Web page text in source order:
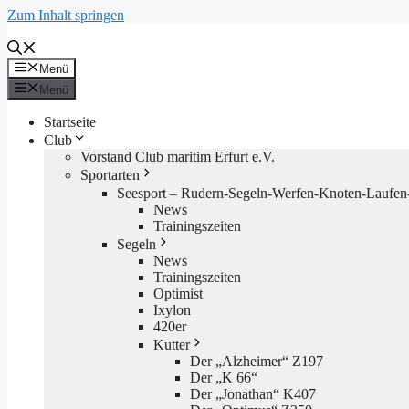
Zum Inhalt springen
Menü
Menü
Startseite
Club
Vorstand Club maritim Erfurt e.V.
Sportarten
Seesport – Rudern-Segeln-Werfen-Knoten-
News
Trainingszeiten
Segeln
News
Trainingszeiten
Optimist
Ixylon
420er
Kutter
Der „Alzheimer“ Z197
Der „K 66“
Der „Jonathan“ K407